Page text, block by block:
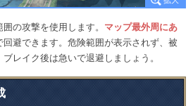
の攻撃を使用します。 マップ最外周にあ
回避できます。危険範囲が表示されず、被
レイク後は急いで退避しましょう。